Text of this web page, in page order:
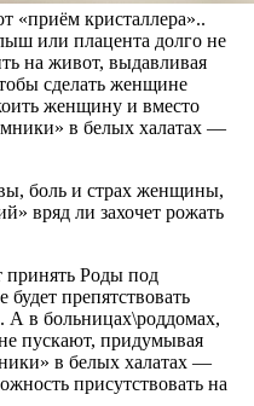
«приём кристаллера»..
или плацента долго не
на живот, выдавливая
сделать женщине
женщину и вместо
в белых халатах —
боль и страх женщины,
вряд ли захочет рожать
принять Роды под
препятствовать
А в больницах\роддомах,
пускают, придумывая
в белых халатах —
присутствовать на